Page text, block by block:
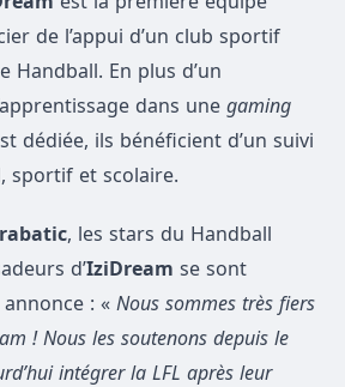
de l’appui d’un club sportif
Handball. En plus d’un
dans une gaming
dédiée, ils bénéficient d’un suivi
sportif et scolaire.
, les stars du Handball
d’IziDream se sont
: « Nous sommes très fiers
! Nous les soutenons depuis le
intégrer la LFL après leur